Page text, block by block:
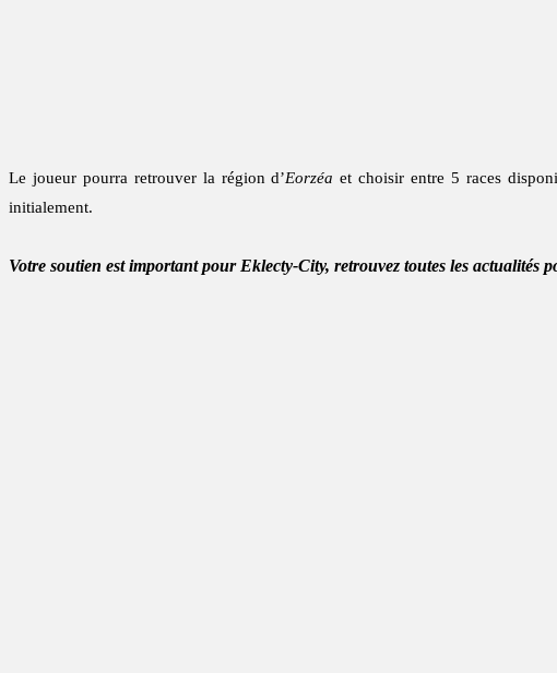
Le joueur pourra retrouver la région d’Eorzéa et choisir entre 5 races
initialement.
Votre soutien est important pour Eklecty-City, retrouvez toutes les actualités